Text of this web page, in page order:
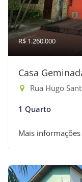
R$ 1.260.000
Casa
Rua Hugo
1 Quarto
Mais informações